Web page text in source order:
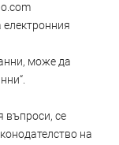
електронния
може да
въпроси, се
на